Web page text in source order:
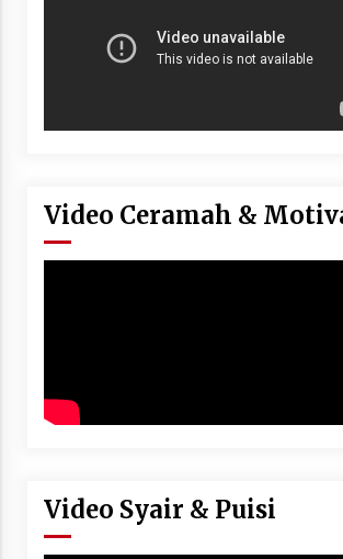
Video Ceramah &
Video Syair & Puisi